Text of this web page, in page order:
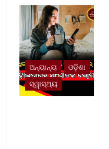
ଅନ୍ୟାନ୍ୟ
ଓଡ଼ିଶା
ସ୍ୱାସ୍ଥ୍ୟ